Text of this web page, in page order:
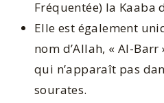
Fréquentée) la Kaaba
Elle est également
nom d’Allah, « Al-Barr
qui n’apparaît pas
sourates.